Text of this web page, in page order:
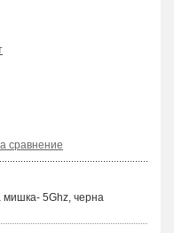
сравнение
мишка- 5Ghz, черна